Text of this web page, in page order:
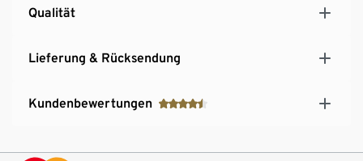
Qualität
Lieferung & Rücksendung
Kundenbewertungen